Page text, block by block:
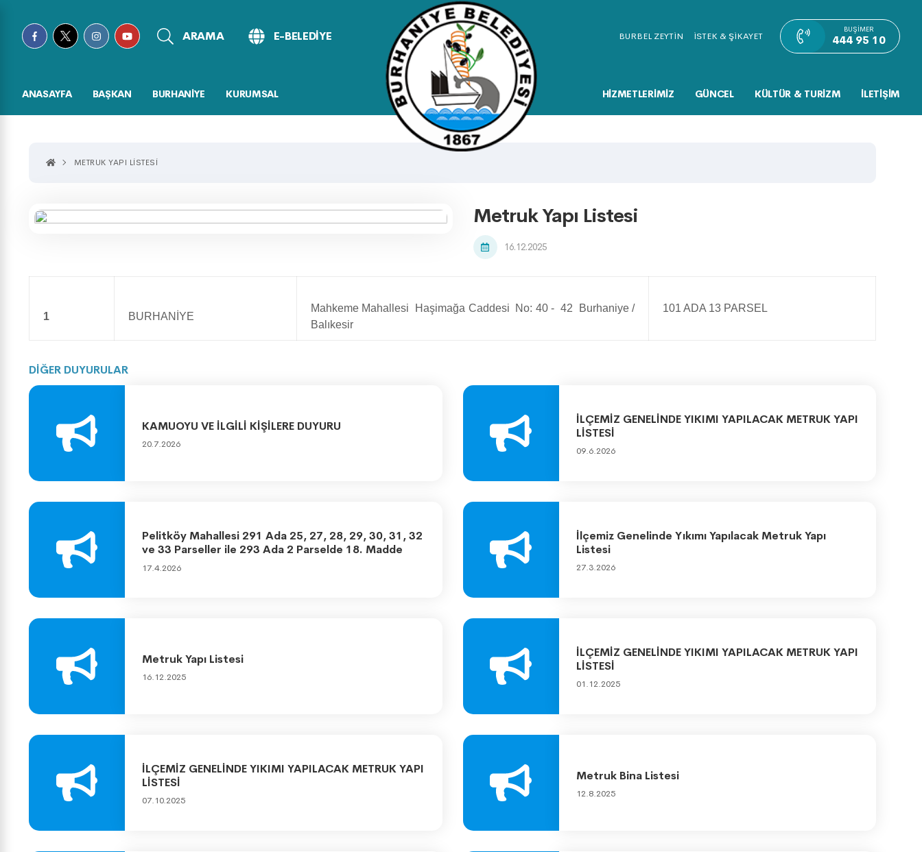
ARAMA E-BELEDİYE BURBEL ZEYTİN İSTEK & ŞİKAYET
BUŞIMER
444 95 10
ANASAYFA BAŞKAN BURHANİYE KURUMSAL HİZMETLERİMİZ GÜNCEL KÜLTÜR & TURİZM İLETİŞİM
METRUK YAPI LISTESI
Metruk Yapı Listesi
16.12.2025
1 BURHANİYE
Mahkeme Mahallesi Haşimağa Caddesi No: 40 - 42 Burhaniye /
Balıkesir
101 ADA 13 PARSEL
DİĞER DUYURULAR
KAMUOYU VE İLGİLİ KİŞİLERE DUYURU
20.7.2026
İLÇEMİZ GENELİNDE YIKIMI YAPILACAK METRUK YAPI
LİSTESİ
09.6.2026
Pelitköy Mahallesi 291 Ada 25, 27, 28, 29, 30, 31, 32
ve 33 Parseller ile 293 Ada 2 Parselde 18. Madde
Uygulaması
17.4.2026
İlçemiz Genelinde Yıkımı Yapılacak Metruk Yapı
Listesi
27.3.2026
Metruk Yapı Listesi
16.12.2025
İLÇEMİZ GENELİNDE YIKIMI YAPILACAK METRUK YAPI
LİSTESİ
01.12.2025
İLÇEMİZ GENELİNDE YIKIMI YAPILACAK METRUK YAPI
LİSTESİ
07.10.2025
Metruk Bina Listesi
12.8.2025